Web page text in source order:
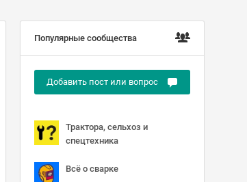
Популярные сообщества
Добавить пост или вопрос
Трактора, сельхоз и
спецтехника
Всё о сварке